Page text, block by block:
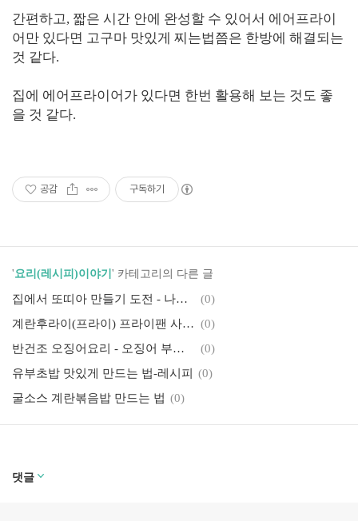
간편하고, 짧은 시간 안에 완성할 수 있어서 에어프라이
어만 있다면 고구마 맛있게 찌는법쯤은 한방에 해결되는
것 같다.
집에 에어프라이어가 있다면 한번 활용해 보는 것도 좋
을 것 같다.
공감 구독하기
'요리(레시피)이야기 ' 카테고리의 다른 글
집에서 또띠아 만들기 도전 - 나만의 레시피 공개
(0)
계란후라이(프라이) 프라이팬 사용후기~ (0)
반건조 오징어요리 - 오징어 부침개 만들어 먹어보세요(레시피)
(0)
유부초밥 맛있게 만드는 법-레시피
(0)
굴소스 계란볶음밥 만드는 법 (0)
댓글